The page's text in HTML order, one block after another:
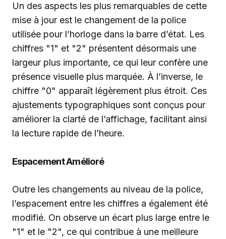
Un des aspects les plus remarquables de cette
mise à jour est le changement de la police
utilisée pour l’horloge dans la barre d’état. Les
chiffres "1" et "2" présentent désormais une
largeur plus importante, ce qui leur confère une
présence visuelle plus marquée. À l’inverse, le
chiffre "0" apparaît légèrement plus étroit. Ces
ajustements typographiques sont conçus pour
améliorer la clarté de l’affichage, facilitant ainsi
la lecture rapide de l’heure.
Espacement Amélioré
Outre les changements au niveau de la police,
l’espacement entre les chiffres a également été
modifié. On observe un écart plus large entre le
"1" et le "2", ce qui contribue à une meilleure